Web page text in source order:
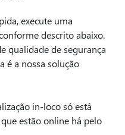
execute uma
descrito abaixo.
qualidade de segurança
é a nossa solução
in-loco só está
estão online há pelo